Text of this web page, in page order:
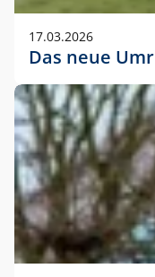
17.03.2026
Das neue